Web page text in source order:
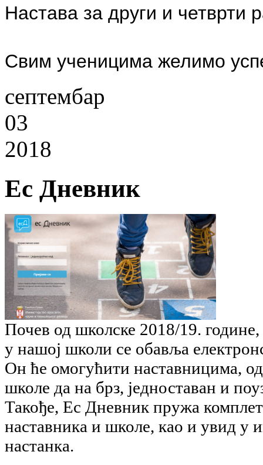
Настава за други и четврти
Свим ученицима желимо
септембар
03
2018
Ес Дневник
Почев од школске 2018/19.
у нашој школи се обавља
Он ће омогућити наставницима,
школе да на брз, једноставан и
Такође, Ес Дневник пружа
наставника и школe, као и увид у
настанка.